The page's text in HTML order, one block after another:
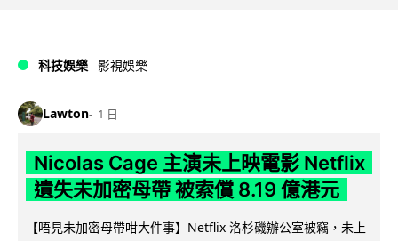
科技娛樂 影視娛樂
Lawton 1 日
Nicolas Cage 主演未上映電影 Netflix
遺失未加密母帶 被索償 8.19 億港元
【唔見未加密母帶咁大件事】Netflix 洛杉磯辦公室被竊，未上